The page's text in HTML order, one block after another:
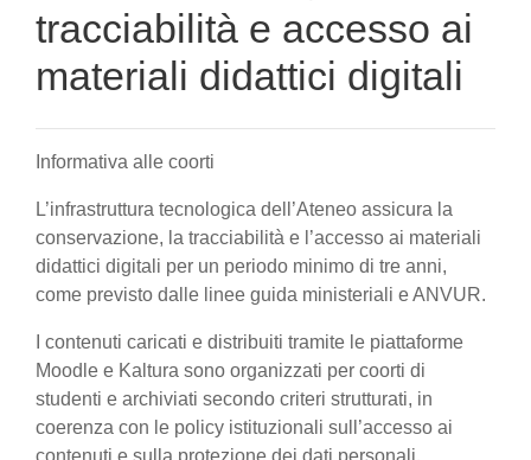
tracciabilità e accesso ai
materiali didattici digitali
Informativa alle coorti
L’infrastruttura tecnologica dell’Ateneo assicura la
conservazione, la tracciabilità e l’accesso ai materiali
didattici digitali per un periodo minimo di tre anni,
come previsto dalle linee guida ministeriali e ANVUR.
I contenuti caricati e distribuiti tramite le piattaforme
Moodle e Kaltura sono organizzati per coorti di
studenti e archiviati secondo criteri strutturati, in
coerenza con le policy istituzionali sull’accesso ai
contenuti e sulla protezione dei dati personali.